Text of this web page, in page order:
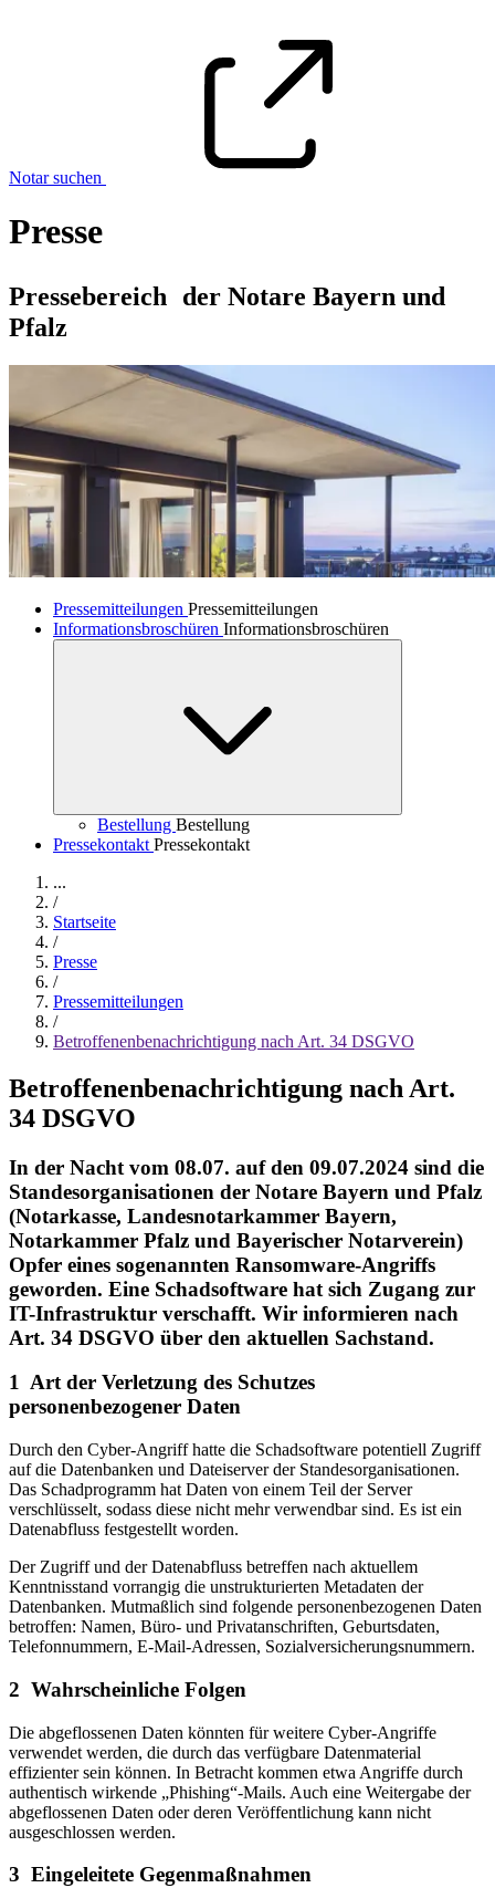
Notar suchen
Presse
Pressebereich der Notare Bayern und
Pfalz
Pressemitteilungen Pressemitteilungen
Informationsbroschüren Informationsbroschüren
Bestellung Bestellung
Pressekontakt Pressekontakt
...
/
Startseite
/
Presse
/
Pressemitteilungen
/
Betroffenenbenachrichtigung nach Art. 34 DSGVO
Betroffenenbenachrichtigung nach Art.
34 DSGVO
In der Nacht vom 08.07. auf den 09.07.2024 sind die
Standesorganisationen der Notare Bayern und Pfalz
(Notarkasse, Landesnotarkammer Bayern,
Notarkammer Pfalz und Bayerischer Notarverein)
Opfer eines sogenannten Ransomware-Angriffs
geworden. Eine Schadsoftware hat sich Zugang zur
IT-Infrastruktur verschafft. Wir informieren nach
Art. 34 DSGVO über den aktuellen Sachstand.
1 Art der Verletzung des Schutzes
personenbezogener Daten
Durch den Cyber-Angriff hatte die Schadsoftware potentiell Zugriff
auf die Datenbanken und Dateiserver der Standesorganisationen.
Das Schadprogramm hat Daten von einem Teil der Server
verschlüsselt, sodass diese nicht mehr verwendbar sind. Es ist ein
Datenabfluss festgestellt worden.
Der Zugriff und der Datenabfluss betreffen nach aktuellem
Kenntnisstand vorrangig die unstrukturierten Metadaten der
Datenbanken. Mutmaßlich sind folgende personenbezogenen Daten
betroffen: Namen, Büro- und Privatanschriften, Geburtsdaten,
Telefonnummern, E-Mail-Adressen, Sozialversicherungsnummern.
2 Wahrscheinliche Folgen
Die abgeflossenen Daten könnten für weitere Cyber-Angriffe
verwendet werden, die durch das verfügbare Datenmaterial
effizienter sein können. In Betracht kommen etwa Angriffe durch
authentisch wirkende „Phishing“-Mails. Auch eine Weitergabe der
abgeflossenen Daten oder deren Veröffentlichung kann nicht
ausgeschlossen werden.
3 Eingeleitete Gegenmaßnahmen